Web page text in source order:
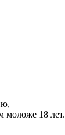
моложе 18 лет.